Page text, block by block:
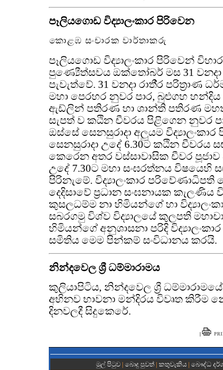
පෑලියගොඩ විද්‍යාලංකාර පිරිවෙන
කොළඹ සංචාරක වාර්තාකරු
පෑලියගොඩ විද්‍යාලංකාර පිරිවෙන්
පුණ්‍යෙීත්සවය ඔක්තෝබර් මස 31 වනදා
පැවැත්වේ. 31 වනදා රාතී‍්‍ර පරිත්‍රාණ
මහා පෙරහර නුවර පාර, බුළුගහ හන්දිය
ඇඩ්ලින් පතිරණ හා ශාන්ති පතිරණ
සැපත් ව කඨින චීවරය පිළිගෙන නුවර
ඔස්සේ සෙනසුරාදා අලුයම
සෙනසුරාදා උදේ 6.30ට කඨින චීවරය
කෙරෙන අතර වස්සාවාසික චීවර පූජාව
උදේ 7.30ට මහා සංඝරත්නය විෂයෙහි
පිරිනැමේ. විද්‍යාලංකාර
දෙදිසාවේ ප්‍රධාන සංඝනායක කැලණිය
කුසලධම්ම නා හිමියන්ගේ හා
සබරගමු විශ්ව විද්‍යාලයේ කුලපති
හිමියන්ගේ අනුශාසනා පරිදි
සමිතිය මෙම පින්කම් සංවිධානය කරයි.
නින්දවෙල ශ්‍රී ධම්මාරාමය
කුලියාපිටිය, නින්දවෙල ශ්‍රී
අභිනව භාවනා මන්දිරය විවෘත කිරීම
දිනවලදී සිදුකෙරේ.
|
මුල් පිටුව | බොදු පුවත්| කතුවැකිය| බෞද්ධ